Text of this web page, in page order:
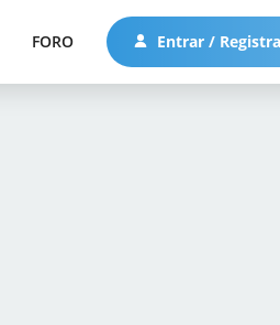
FORO Entrar /